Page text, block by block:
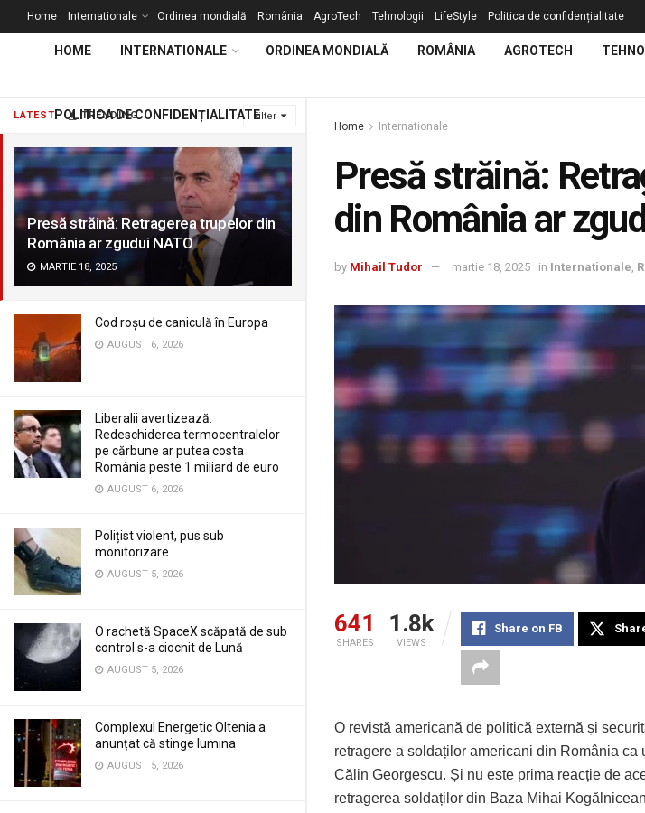
LATEST TRENDING Filter
Presă străină: Retragerea trupelor din
România ar zgudui NATO
MARTIE 18, 2025
Cod roșu de caniculă în Europa
AUGUST 6, 2026
Liberalii avertizează:
Redeschiderea termocentralelor
pe cărbune ar putea costa
România peste 1 miliard de euro
AUGUST 6, 2026
Polițist violent, pus sub
monitorizare
AUGUST 5, 2026
O rachetă SpaceX scăpată de sub
control s-a ciocnit de Lună
AUGUST 5, 2026
Complexul Energetic Oltenia a
anunțat că stinge lumina
AUGUST 5, 2026
Home Internationale Ordinea mondială România AgroTech Tehnologii LifeStyle Politica de confidențialitate
HOME INTERNATIONALE ORDINEA MONDIALĂ ROMÂNIA AGROTECH
POLITICA DE CONFIDENȚIALITATE
Home Internationale
Presă străină:
din România ar
by Mihail Tudor martie 18, 2025 in Internationale
641
SHARES
1.8k
VIEWS
Share on FB
O revistă americană de politică externă și
retragere a soldaților americani din România
Călin Georgescu. Și nu este prima reacție de
retragerea soldaților din Baza Mihai